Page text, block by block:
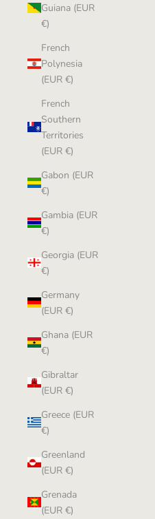
Guiana (EUR
€)
French
Polynesia
(EUR €)
French
Southern
Territories
(EUR €)
Gabon (EUR
€)
Gambia (EUR
€)
Georgia (EUR
€)
Germany
(EUR €)
Ghana (EUR
€)
Gibraltar
(EUR €)
Greece (EUR
€)
Greenland
(EUR €)
Grenada
(EUR €)